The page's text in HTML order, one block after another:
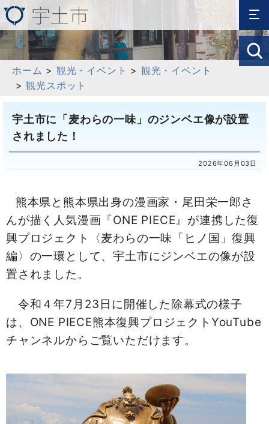
ホーム > 観光・イベント > 観光・イベント
>観光スポット
宇土市に「麦わらの一味」のジンベエ像が設置
されました！
2026年06月03日
熊本県と熊本県出身の漫画家・尾田栄一郎さ
んが描く人気漫画『ONE PIECE』が連携した復
興プロジェクト〈麦わらの一味「ヒノ国」復興
編〉の一環として、宇土市にジンベエの像が設
置されました。
令和４年7月23日に開催した除幕式の様子
は、ONE PIECE熊本復興プロジェクトYouTube
チャンネルからご覧いただけます。